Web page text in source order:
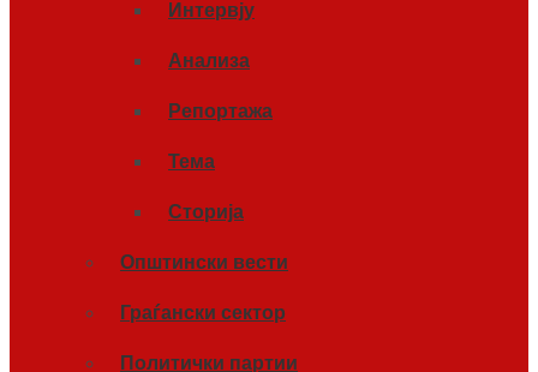
Интервју
Анализа
Репортажа
Тема
Сторија
Општински вести
Граѓански сектор
Политички партии